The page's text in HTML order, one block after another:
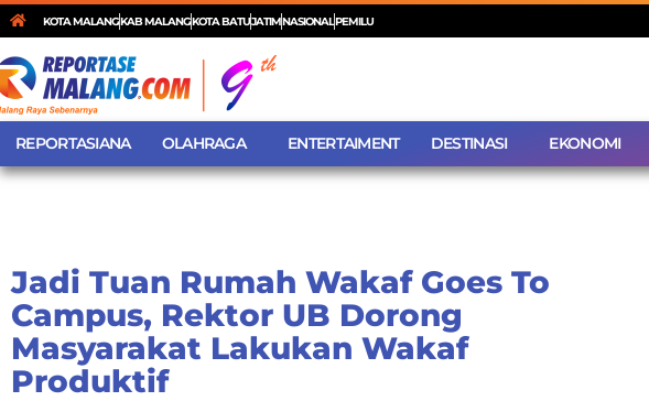
KOTA MALANGKAB MALANGKOTA BATUJATIMNASIONALPEMILU
REPORTASIANA OLAHRAGA ENTERTAIMENT DESTINASI EKONOMI
Jadi Tuan Rumah Wakaf Goes To
Campus, Rektor UB Dorong
Masyarakat Lakukan Wakaf
Produktif